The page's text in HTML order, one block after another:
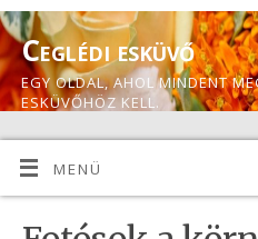
Ceglédi esküvő
EGY OLDAL, AHOL MINDENT
ESKÜVŐHÖZ KELL.
MENÜ